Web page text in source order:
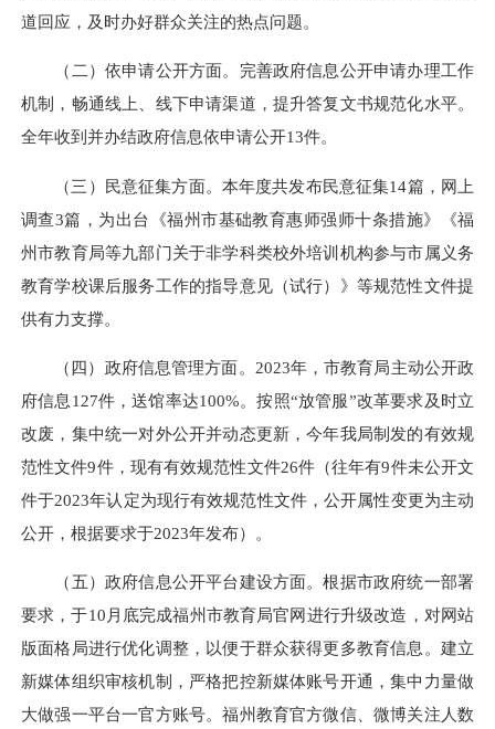
道回应，及时办好群众关注的热点问题。
（二）依申请公开方面。完善政府信息公开申请办理工作
机制，畅通线上、线下申请渠道，提升答复文书规范化水平。
全年收到并办结政府信息依申请公开13件。
（三）民意征集方面。本年度共发布民意征集14篇，网上
调查3篇，为出台《福州市基础教育惠师强师十条措施》《福
州市教育局等九部门关于非学科类校外培训机构参与市属义务
教育学校课后服务工作的指导意见（试行）》等规范性文件提
供有力支撑。
（四）政府信息管理方面。2023年，市教育局主动公开政
府信息127件，送馆率达100%。按照“放管服”改革要求及时立
改废，集中统一对外公开并动态更新，今年我局制发的有效规
范性文件9件，现有有效规范性文件26件（往年有9件未公开文
件于2023年认定为现行有效规范性文件，公开属性变更为主动
公开，根据要求于2023年发布）。
（五）政府信息公开平台建设方面。根据市政府统一部署
要求，于10月底完成福州市教育局官网进行升级改造，对网站
版面格局进行优化调整，以便于群众获得更多教育信息。建立
新媒体组织审核机制，严格把控新媒体账号开通，集中力量做
大做强一平台一官方账号。福州教育官方微信、微博关注人数